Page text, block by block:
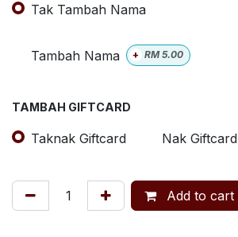
Tak Tambah Nama
Tambah Nama + RM5.00
TAMBAH GIFTCARD
Taknak Giftcard Nak Giftcard
Add to cart